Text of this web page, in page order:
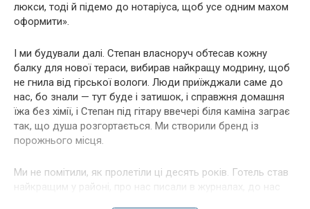
люкси, тоді й підемо до нотаріуса, щоб усе одним махом
оформити».
І ми будували далі. Степан власноруч обтесав кожну
балку для нової тераси, вибирав найкращу модрину, щоб
не гнила від гірської вологи. Люди приїжджали саме до
нас, бо знали — тут буде і затишок, і справжня домашня
їжа без хімії, і Степан під гітару ввечері біля каміна заграє
так, що душа розгортається. Ми створили бренд із
порожнього місця.
Ми не помітили, як пролетіли ці десять років. Готель став
найкращим у районі, про нас писали в журналах, до нас